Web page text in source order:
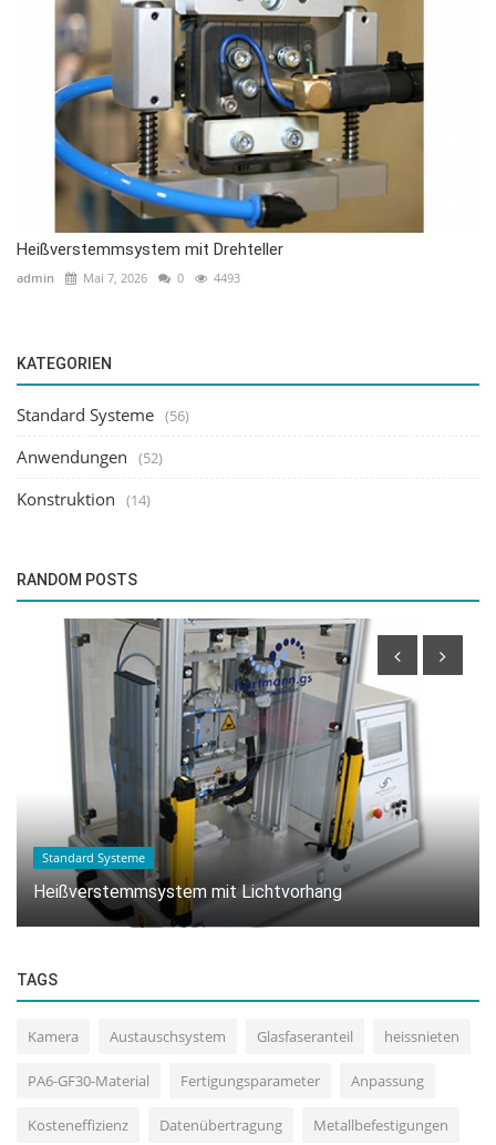
Heißverstemmsystem mit Drehteller
admin Mai 7, 2026 0 4493
KATEGORIEN
Standard Systeme (56)
Anwendungen (52)
Konstruktion (14)
RANDOM POSTS
Anwendungen
Heißverstemm-Anwendung zur Fixierung von
Leiterplatten in Kunststoffkomponenten.
TAGS
Kamera Austauschsystem Glasfaseranteil heissnieten
PA6-GF30-Material Fertigungsparameter Anpassung
Kosteneffizienz Datenübertragung Metallbefestigungen